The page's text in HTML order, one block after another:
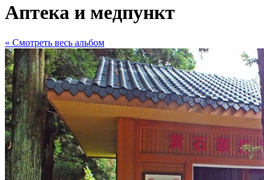
Аптека и медпункт
« Cмотреть весь альбом